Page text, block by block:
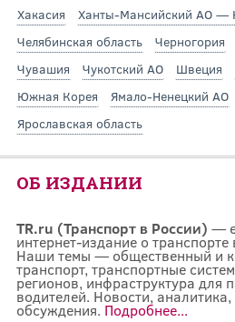
Хакасия
Ханты-Мансийский АО —
Челябинская область
Черногория
Чувашия
Чукотский АО Швеция
Южная Корея
Ямало-Ненецкий АО
Ярославская область
ОБ ИЗДАНИИ
TR.ru (Транспорт в России) —
интернет-издание о
Наши темы — общественный и
транспорт, транспортные
регионов, инфраструктура для
водителей. Новости, аналитика,
обсуждения. Подробнее...